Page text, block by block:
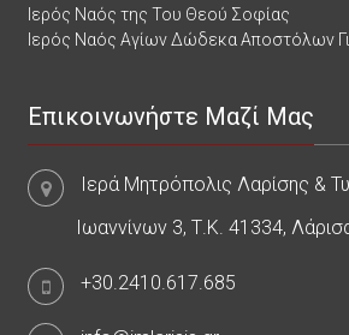
Ιερός Ναός της Του Θεού Σοφίας
Ιερός Ναός Αγίων Δώδεκα Αποστόλων
Επικοινωνήστε Μαζί Μας
Ιερά Μητρόπολις Λαρίσης &
Ιωαννίνων 3, Τ.Κ. 41334,
+30.2410.617.685